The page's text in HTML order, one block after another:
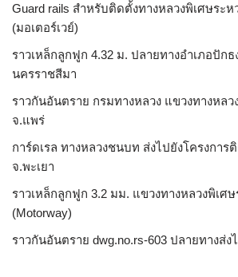
Guard rails สำหรับติดตั้งทางหลวงพิเศษระห
(มอเตอร์เวย์)
ราวเหล็กลูกฟูก 4.32 ม. ปลายทางอำเภอปัก
นครราชสีมา
ราวกันอันตราย กรมทางหลวง แขวงทางหลว
จ.แพร่
การ์ดเรล ทางหลวงชนบท ส่งไปยังโครงการ
จ.พะเยา
ราวเหล็กลูกฟูก 3.2 มม. แขวงทางหลวงพิเศษ
(Motorway)
ราวกันอันตราย dwg.no.rs-603 ปลายทางส่